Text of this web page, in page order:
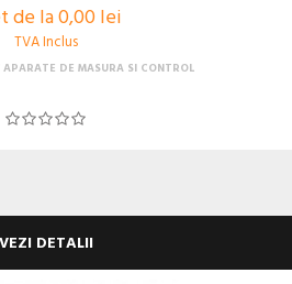
de la 0,00 lei
TVA Inclus
APARATE DE MASURA SI CONTROL
VEZI DETALII